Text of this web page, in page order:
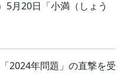
月20日「小満（しょう
2024年問題」の直撃を受